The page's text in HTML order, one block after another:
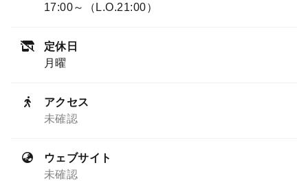
17:00～（L.O.21:00）
定休日
月曜
アクセス
未確認
ウェブサイト
未確認